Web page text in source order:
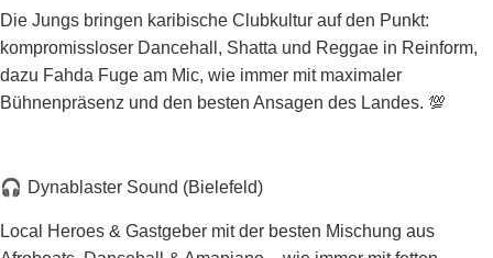
Die Jungs bringen karibische Clubkultur auf den Punkt:
kompromissloser Dancehall, Shatta und Reggae in Reinform,
dazu Fahda Fuge am Mic, wie immer mit maximaler
Bühnenpräsenz und den besten Ansagen des Landes. 💯
🎧 Dynablaster Sound (Bielefeld)
Local Heroes & Gastgeber mit der besten Mischung aus